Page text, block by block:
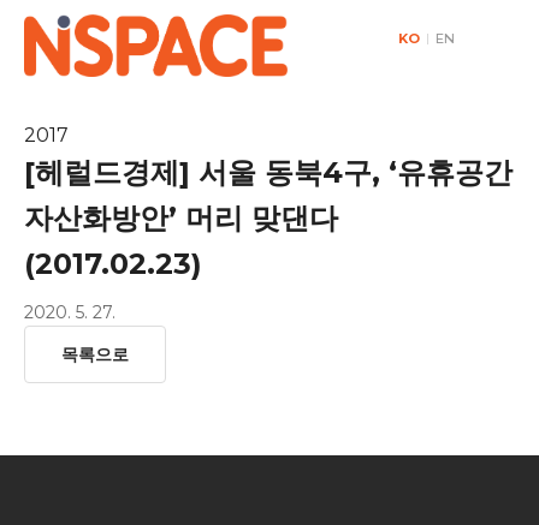
KO | EN
2017
[헤럴드경제] 서울 동북4구, ‘유휴공간
자산화방안’ 머리 맞댄다
(2017.02.23)
2020. 5. 27.
목록으로